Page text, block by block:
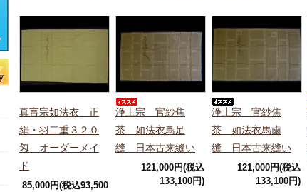
真言宗如法衣 正
絹・羽二重３２０
匁 オーダーメイ
ド
85,000円(税込93,500
浄土宗 官紗焦
茶 如法衣鳥足
縫 日本古来縫い
121,000円(税込
133,100円)
浄土宗 官紗焦
茶 如法衣馬歯
縫 日本古来縫い
121,000円(税込
133,100円)